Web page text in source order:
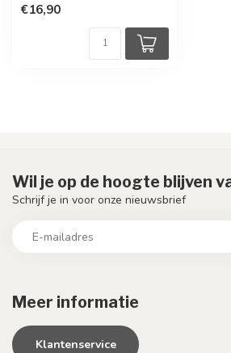
€16,90
Meer informatie
Klantenservice
Wil je op de hoogte blijven
Schrijf je in voor onze nieuwsbrief